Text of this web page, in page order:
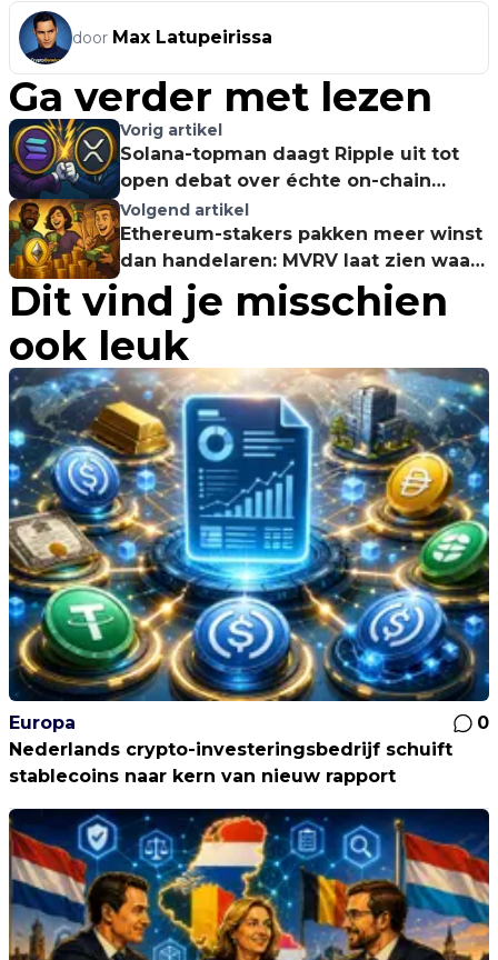
door Max Latupeirissa
Ga verder met lezen
Vorig artikel
Solana-topman daagt Ripple uit tot
open debat over échte on-chain
cijfers
Volgend artikel
Ethereum-stakers pakken meer winst
dan handelaren: MVRV laat zien waar
de echte overtuiging zit
Dit vind je misschien
ook leuk
Europa
0
Nederlands crypto-investeringsbedrijf schuift
stablecoins naar kern van nieuw rapport